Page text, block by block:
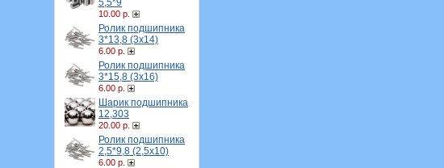
5,5*9
10.00 р.
Ролик подшипника
3*13,8 (3х14)
6.00 р.
Ролик подшипника
3*15,8 (3х16)
6.00 р.
Шарик подшипника
12,303
20.00 р.
Ролик подшипника
2,5*9,8 (2,5х10)
6.00 р.